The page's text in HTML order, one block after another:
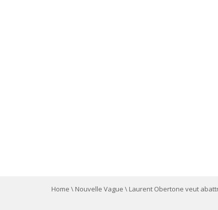
Home \ Nouvelle Vague \ Laurent Obertone veut